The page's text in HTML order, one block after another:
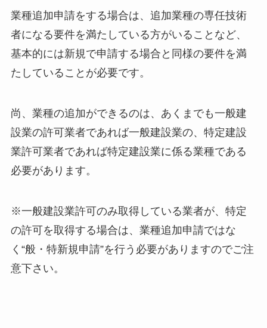
業種追加申請をする場合は、追加業種の専任技術
者になる要件を満たしている方がいることなど、
基本的には新規で申請する場合と同様の要件を満
たしていることが必要です。
尚、業種の追加ができるのは、あくまでも一般建
設業の許可業者であれば一般建設業の、特定建設
業許可業者であれば特定建設業に係る業種である
必要があります。
※一般建設業許可のみ取得している業者が、特定
の許可を取得する場合は、業種追加申請ではな
く“般・特新規申請”を行う必要がありますのでご注
意下さい。